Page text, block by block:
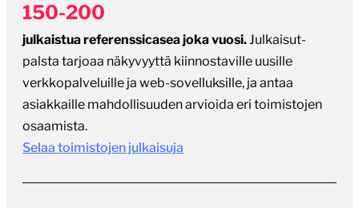
150-200
julkaistua referenssicasea joka vuosi.Julkaisut-
palsta tarjoaa näkyvyyttä kiinnostaville uusille
verkkopalveluille ja web-sovelluksille, ja antaa
asiakkaille mahdollisuuden arvioida eri toimistojen
osaamista.
Selaa toimistojen julkaisuja